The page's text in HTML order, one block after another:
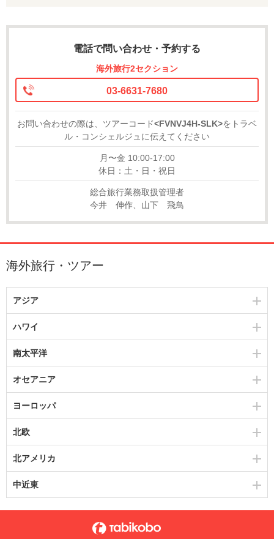
電話で問い合わせ・予約する
海外旅行2セクション
03-6631-7680
お問い合わせの際は、ツアーコード<FVNVJ4H-SLK>をトラベ
ル・コンシェルジュに伝えてください
月〜金 10:00-17:00
休日：土・日・祝日
総合旅行業務取扱管理者
今井 伸作、山下 飛鳥
海外旅行・ツアー
アジア
ハワイ
南太平洋
オセアニア
ヨーロッパ
北欧
北アメリカ
中近東